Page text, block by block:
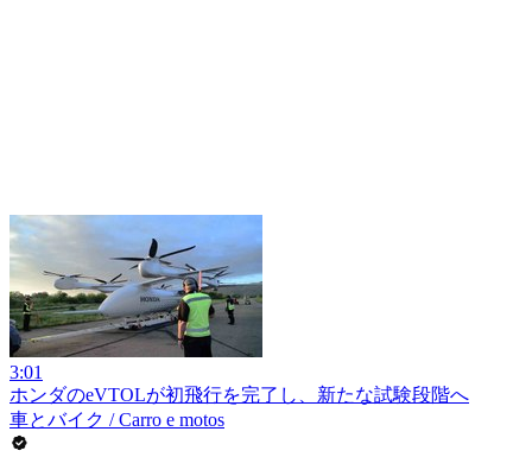
3:01
ホンダのeVTOLが初飛行を完了し、新たな試験段階へ
車とバイク / Carro e motos